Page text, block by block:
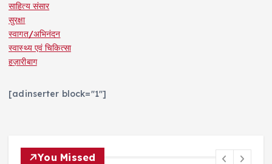
साहित्य संसार
सुरक्षा
स्वागत/अभिनंदन
स्वास्थ्य एवं चिकित्सा
हज़ारीबाग
[adinserter block="1"]
You Missed